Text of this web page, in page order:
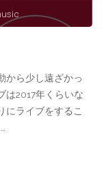
から少し遠ざかっ
は2017年くらいな
にライブをするこ